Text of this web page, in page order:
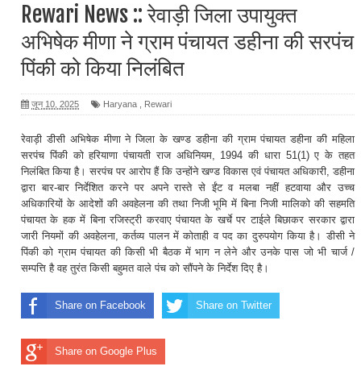
Rewari News :: रेवाड़ी जिला उपायुक्त
अभिषेक मीणा ने ग्राम पंचायत डहीना की सरपंच
पिंकी को किया निलंबित
जून 10, 2025 Haryana Rewari
रेवाड़ी डीसी अभिषेक मीणा ने जिला के खण्ड डहीना की ग्राम पंचायत डहीना की महिला
सरपंच पिंकी को हरियाणा पंचायती राज अधिनियम, 1994 की धारा 51(1) ए के तहत
निलंबित किया है। सरपंच पर आरोप हैं कि उन्होंने खण्ड विकास एवं पंचायत अधिकारी, डहीना
द्वारा बार-बार निर्देशित करने पर अपने रास्ते से ईंट व मलबा नहीं हटवाया और उच्च
अधिकारियों के आदेशों की अवहेलना की तथा निजी भूमि में बिना निजी मालिको की सहमति
पंचायत के हक में बिना रजिस्ट्री करवाए पंचायत के खर्चे पर टाईले बिछाकर सरकार द्वारा
जारी नियमों की अवहेलना, कर्तव्य पालन में कोताही व पद का दुरुपयोग किया है। डीसी ने
पिंकी को ग्राम पंचायत की किसी भी बैठक में भाग न लेने और उनके पास जो भी चार्ज /
सम्पत्ति है वह तुरंत किसी बहुमत वाले पंच को सौंपने के निर्देश दिए है।
Share on Facebook Share on Twitter
Share on Google Plus